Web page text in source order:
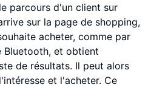
parcours d'un client sur
sur la page de shopping,
acheter, comme par
Bluetooth, et obtient
de résultats. Il peut alors
et l'acheter. Ce